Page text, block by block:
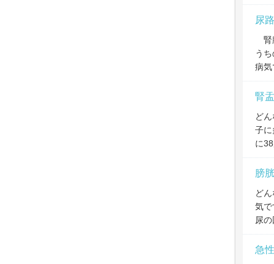
尿
腎
う
病
腎
ど
子に
に
膀
ど
気で
尿
急